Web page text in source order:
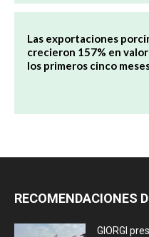
Las exportaciones
crecieron 157% en
los primeros cinco
RECOMENDACIONES
GIORGI